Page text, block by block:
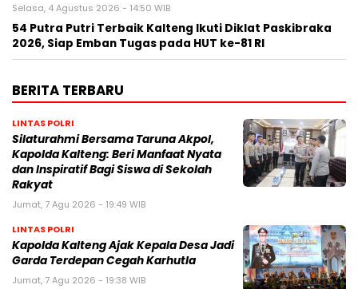
Selasa, 4 Agustus 2026 - 14:50 WIB
54 Putra Putri Terbaik Kalteng Ikuti Diklat Paskibraka
2026, Siap Emban Tugas pada HUT ke-81 RI
BERITA TERBARU
LINTAS POLRI
Silaturahmi Bersama Taruna Akpol,
Kapolda Kalteng: Beri Manfaat Nyata
dan Inspiratif Bagi Siswa di Sekolah
Rakyat
Jumat, 7 Agu 2026 - 19:49 WIB
LINTAS POLRI
Kapolda Kalteng Ajak Kepala Desa Jadi
Garda Terdepan Cegah Karhutla
Jumat, 7 Agu 2026 - 19:38 WIB